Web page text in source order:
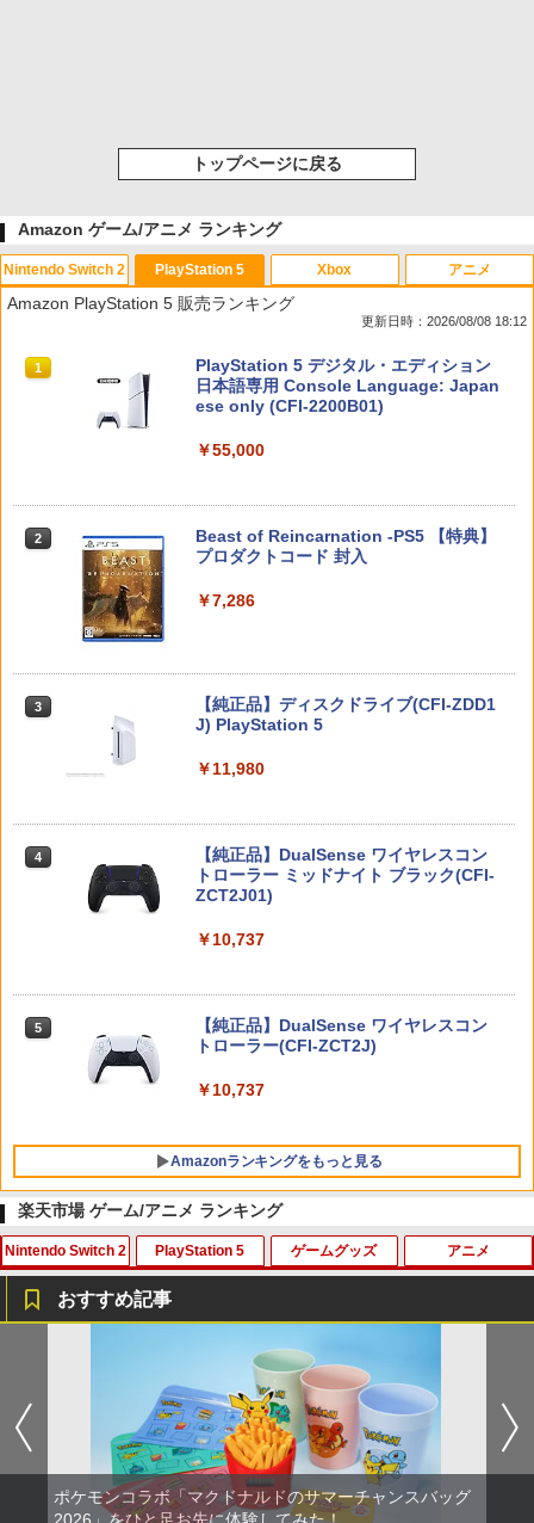
トップページに戻る
Amazon ゲーム/アニメ ランキング
Nintendo Switch 2
1
スプラトゥーン レイダース|オンライン
コード版
2 スプラトゥーン レイダース -Switch2
3 Nintendo Switch 2(日本語・国内専用)
4
ニンテンドープリペイド番号 9000円|オ
ンラインコード版
ンラインコード版
PlayStation 5
Amazon PlayStation 5 販売ランキング
更新日時：2026/08/08 18:12
1
PlayStation 5 デジタル・エディション
日本語専用 Console Language: Japan
ese only (CFI-2200B01)
￥55,000
2
Beast of Reincarnation -PS5 【特典】
プロダクトコード 封入
￥7,286
3
【純正品】ディスクドライブ(CFI-ZDD1
J) PlayStation 5
￥11,980
4
【純正品】DualSense ワイヤレスコン
トローラー ミッドナイト ブラック(CFI-
ZCT2J01)
￥10,737
5
【純正品】DualSense ワイヤレスコン
トローラー(CFI-ZCT2J)
￥10,737
Amazonランキングをもっと見る
Xbox
1
【純正品】Xbox ワイヤレス コントロー
【純正品】Xbox ワイヤレス コントロー
ラー (ロボット ホワイト)
￥7,681
アニメ
1
劇場版「鬼滅の刃」無限城編 第一章 猗
劇場版「鬼滅の刃」無限城編 第一章 猗
窩座再来 通常版 [DVD]
￥3,523
楽天市場 ゲーム/アニメ ランキング
Nintendo Switch 2
【ダイヤ・プラチナ会員様限定！エント
リーでポイント10倍！】【メール便発
送】【新品】任天堂 Nintendo Switch 2
ゲームソフト スプラトゥーン レイダー
ス
￥6,750
PlayStation 5
ゲームテック エイミングスティック Tor
nado LH [YF2430]
￥820
【中古】PS5イースX −NORDICS−
ゲームグッズ
【中古】ワールドサッカーウイニングイ
レブン10
￥583
【中古】ポケットモンスター サン - 3DS
アニメ
【通常版 Blu-ray/DVD】【場面写クリア
カード3枚セット（竈門炭治郎、冨岡義
勇、猗窩座）】 劇場版「鬼滅の刃」無限
城編 第一章 猗窩座再来
￥7,450
おすすめ記事
ポケモンコラボ「マクドナルドのサマーチャンスバッグ